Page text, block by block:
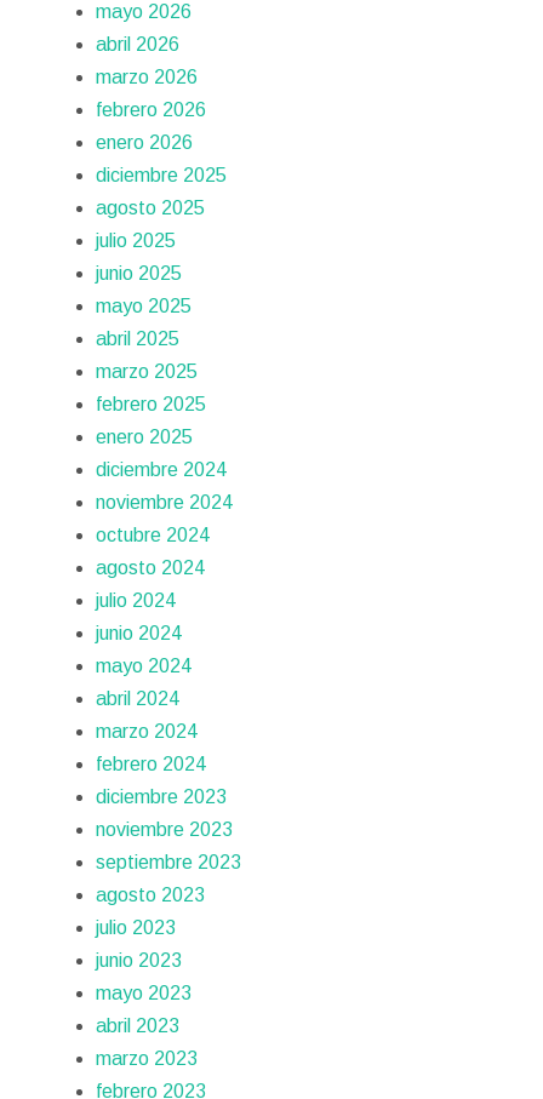
mayo 2026
abril 2026
marzo 2026
febrero 2026
enero 2026
diciembre 2025
agosto 2025
julio 2025
junio 2025
mayo 2025
abril 2025
marzo 2025
febrero 2025
enero 2025
diciembre 2024
noviembre 2024
octubre 2024
agosto 2024
julio 2024
junio 2024
mayo 2024
abril 2024
marzo 2024
febrero 2024
diciembre 2023
noviembre 2023
septiembre 2023
agosto 2023
julio 2023
junio 2023
mayo 2023
abril 2023
marzo 2023
febrero 2023